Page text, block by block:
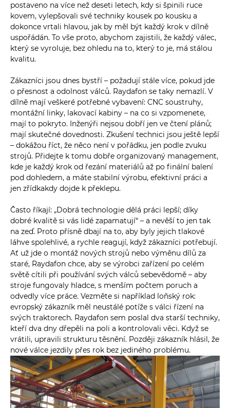
postaveno na více než deseti letech, kdy si špinili ruce
kovem, vylepšovali své techniky kousek po kousku a
dokonce vrtali hlavou, jak by měl být každý krok v dílně
uspořádán. To vše proto, abychom zajistili, že každý válec,
který se vyroluje, bez ohledu na to, který to je, má stálou
kvalitu.
Zákazníci jsou dnes bystří – požadují stále více, pokud jde
o přesnost a odolnost válců. Raydafon se taky nemazlí. V
dílně mají veškeré potřebné vybavení: CNC soustruhy,
montážní linky, lakovací kabiny – na co si vzpomenete,
mají to pokryto. Inženýři nejsou dobří jen ve čtení plánů;
mají skutečné dovednosti. Zkušení technici jsou ještě lepší
– dokážou říct, že něco není v pořádku, jen podle zvuku
strojů. Přidejte k tomu dobře organizovaný management,
kde je každý krok od řezání materiálů až po finální balení
pod dohledem, a máte stabilní výrobu, efektivní práci a
jen zřídkakdy dojde k překlepu.
Často říkají: „Dobrá technologie dělá práci lepší; díky
dobré kvalitě si vás lidé zapamatují“ – a nevěší to jen tak
na zeď. Proto přísně dbají na to, aby byly jejich tlakové
láhve spolehlivé, a rychle reagují, když zákazníci potřebují.
Ať už jde o montáž nových strojů nebo výměnu dílů za
staré, Raydafon chce, aby se výrobci zařízení po celém
světě cítili při používání svých válců sebevědomě – aby
stroje fungovaly hladce, s menším počtem poruch a
odvedly více práce. Vezměte si například loňský rok:
evropský zákazník měl neustálé potíže s válci řízení na
svých traktorech. Raydafon sem poslal dva starší techniky,
kteří dva dny dřepěli na poli a kontrolovali věci. Když se
vrátili, upravili strukturu těsnění. Později zákazník hlásil, že
nové válce jezdily přes rok bez jediného problému.